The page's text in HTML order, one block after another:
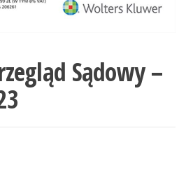
Sądowy –